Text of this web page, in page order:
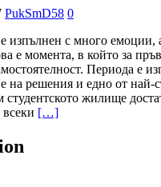
PukSmD58 0
изпълнен с много емоции,
е момента, в който за
Периода е
на решения и едно от най-
студентското жилище
[…]